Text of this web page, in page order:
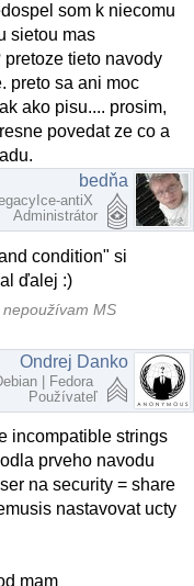
som k niecomu
sietou mas
tieto navody
preto sa ani moc
ako pisu.... prosim,
povedat ze co a
bedňa
antiX
Administrátor
condition" si
ďalej :)
MS
Ondrej Danko
| Fedora
Používateľ
incompatible strings
prveho navodu
na security = share
nastavovat ucty
mam